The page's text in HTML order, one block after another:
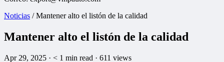
Noticias / Mantener alto el listón de la calidad
Mantener alto el listón de la calidad
Apr 29, 2025 · < 1 min read · 611 views